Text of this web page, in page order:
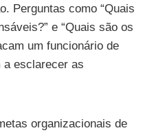
Perguntas como “Quais
e “Quais são os
um funcionário de
a esclarecer as
organizacionais de